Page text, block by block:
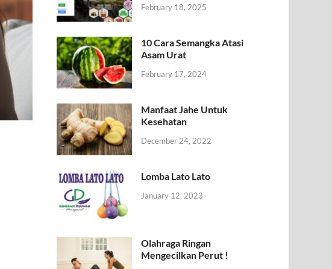
February 18, 2025
10 Cara Semangka Atasi
Asam Urat
February 17, 2024
Manfaat Jahe Untuk
Kesehatan
December 24, 2022
Lomba Lato Lato
January 12, 2023
Olahraga Ringan
Mengecilkan Perut !